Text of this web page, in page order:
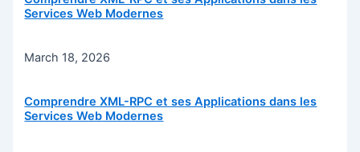
Services Web Modernes
March 18, 2026
Comprendre XML-RPC et ses Applications dans les
Services Web Modernes